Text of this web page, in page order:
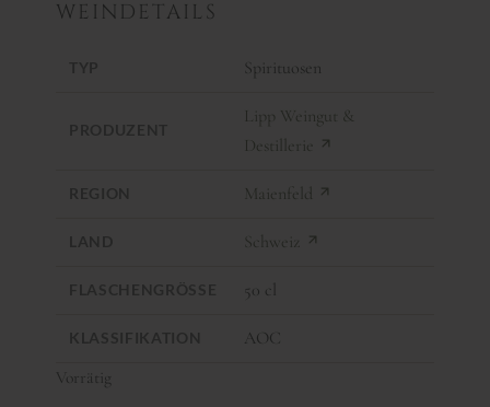
WEINDETAILS
Spirituosen
Lipp Weingut &
Destillerie
Maienfeld
Schweiz
50 cl
AOC
Vorrätig